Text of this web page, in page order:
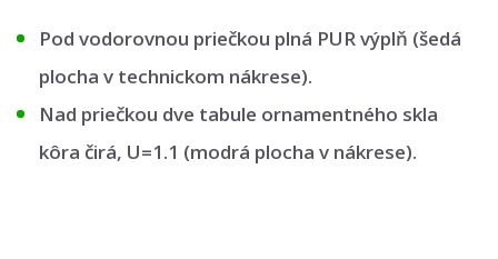
Pod vodorovnou priečkou plná PUR výplň (šedá
plocha v technickom nákrese).
Nad priečkou dve tabule ornamentného skla
kôra čirá, U=1.1 (modrá plocha v nákrese).